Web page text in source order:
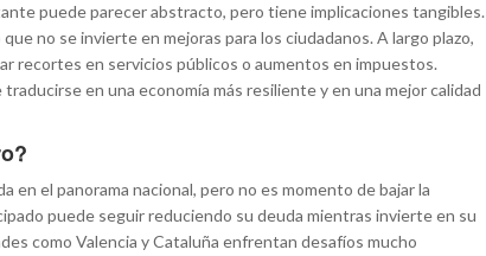
puede parecer abstracto, pero tiene implicaciones tangibles.
no se invierte en mejoras para los ciudadanos. A largo plazo,
recortes en servicios públicos o aumentos en impuestos.
en una economía más resiliente y en una mejor calidad
el panorama nacional, pero no es momento de bajar la
puede seguir reduciendo su deuda mientras invierte en su
como Valencia y Cataluña enfrentan desafíos mucho